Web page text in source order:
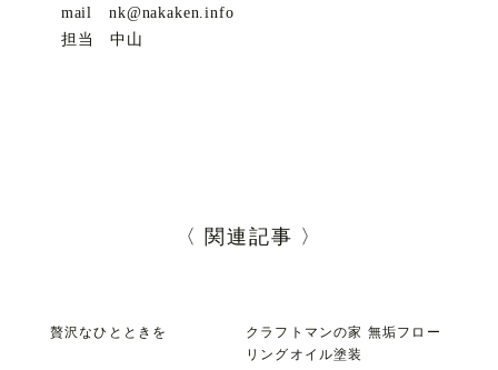
mail nk@nakaken.info
担当 中山
〈 関連記事 〉
贅沢なひとときを
クラフトマンの家 無垢フロー
リングオイル塗装